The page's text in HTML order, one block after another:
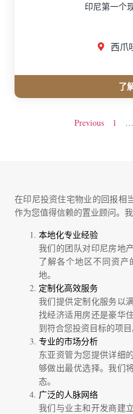
印尼第一个
西爪
了
Previous 1 …
在印尼投资住宅物业的回报相
作为您值得信赖的置业顾问。我
本地化专业经验
我们的团队对印尼房地
了解各个地区不同资
地。
定制化高效服务
我们提供定制化服务以
找经济适用房还是豪华
到符合您投资目标的项目
专业的市场分析
东亚资管为您提供详细
够做出最优选择。我们
态。
广泛的人脉网络
我们与业主和开发商建